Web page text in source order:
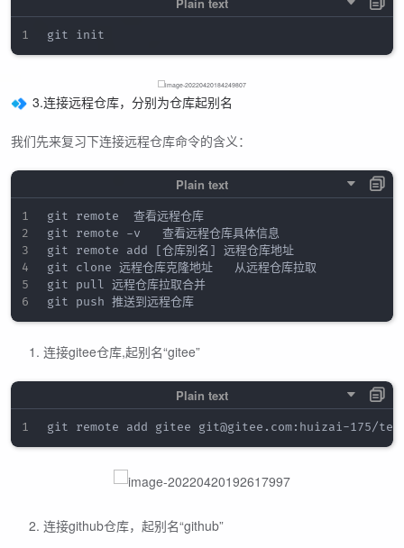
3.连接远程仓库，分别为仓库起别名
我们先来复习下连接远程仓库命令的含义：
git remote  查看远程仓库
git remote -v   查看远程仓库具体信息
git remote add [仓库别名] 远程仓库地址
git clone 远程仓库克隆地址   从远程仓库拉取
git pull 远程仓库拉取合并
连接gitee仓库,起别名“gitee”
连接github仓库，起别名“github”